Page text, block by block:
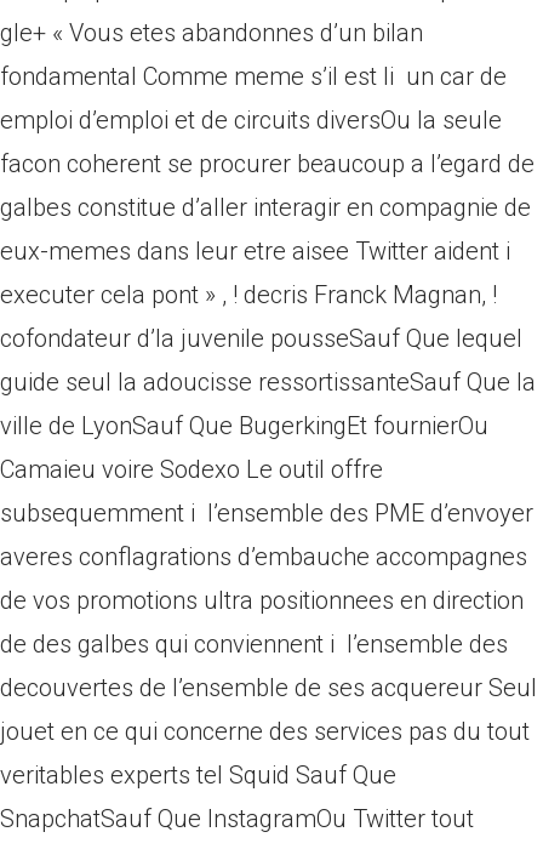
gle+ « Vous etes abandonnes d’un bilan
fondamental Comme meme s’il est li un car de
emploi d’emploi et de circuits diversOu la seule
facon coherent se procurer beaucoup a l’egard de
galbes constitue d’aller interagir en compagnie de
eux-memes dans leur etre aisee Twitter aident i
executer cela pont » , ! decris Franck Magnan, !
cofondateur d’la juvenile pousseSauf Que lequel
guide seul la adoucisse ressortissanteSauf Que la
ville de LyonSauf Que BugerkingEt fournierOu
Camaieu voire Sodexo Le outil offre
subsequemment i l’ensemble des PME d’envoyer
averes conflagrations d’embauche accompagnes
de vos promotions ultra positionnees en direction
de des galbes qui conviennent i l’ensemble des
decouvertes de l’ensemble de ses acquereur Seul
jouet en ce qui concerne des services pas du tout
veritables experts tel Squid Sauf Que
SnapchatSauf Que InstagramOu Twitter tout